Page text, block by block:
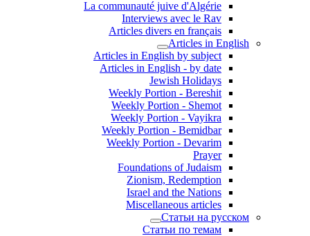
La communauté juive d'Algérie
Interviews avec le Rav
Articles divers en français
Articles in English
Articles in English by subject
Articles in English - by date
Jewish Holidays
Weekly Portion - Bereshit
Weekly Portion - Shemot
Weekly Portion - Vayikra
Weekly Portion - Bemidbar
Weekly Portion - Devarim
Prayer
Foundations of Judaism
Zionism, Redemption
Israel and the Nations
Miscellaneous articles
Статьи на русском
Статьи по темам